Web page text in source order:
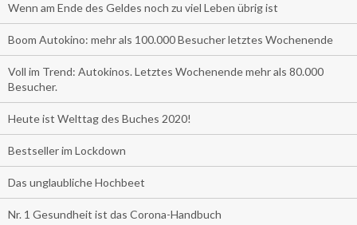
Wenn am Ende des Geldes noch zu viel Leben übrig ist
Boom Autokino: mehr als 100.000 Besucher letztes Wochenende
Voll im Trend: Autokinos. Letztes Wochenende mehr als 80.000
Besucher.
Heute ist Welttag des Buches 2020!
Bestseller im Lockdown
Das unglaubliche Hochbeet
Nr. 1 Gesundheit ist das Corona-Handbuch